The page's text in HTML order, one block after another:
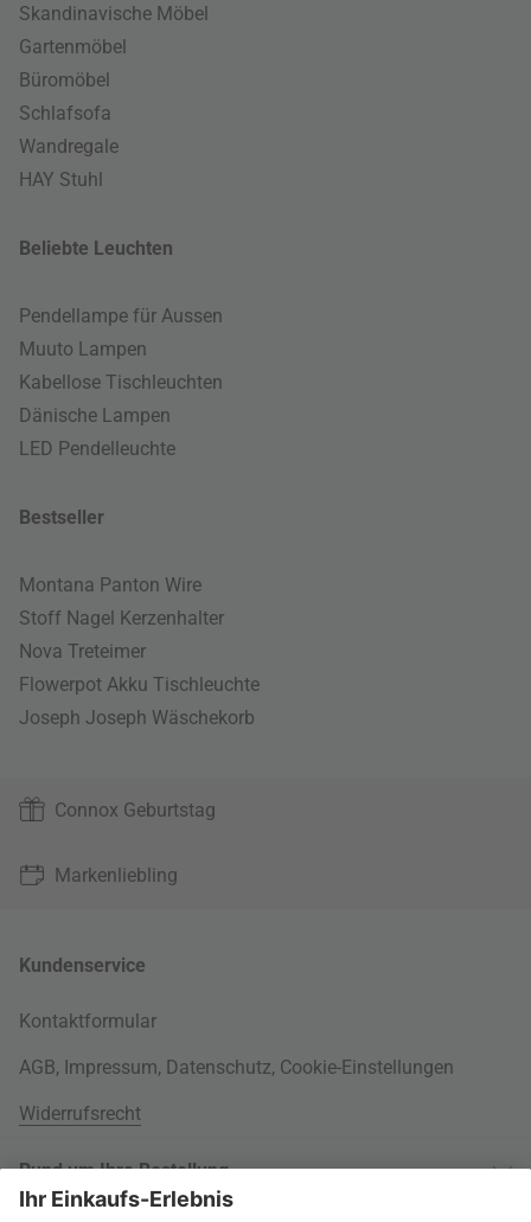
Skandinavische Möbel
Gartenmöbel
Büromöbel
Schlafsofa
Wandregale
HAY Stuhl
Beliebte Leuchten
Pendellampe für Aussen
Muuto Lampen
Kabellose Tischleuchten
Dänische Lampen
LED Pendelleuchte
Bestseller
Montana Panton Wire
Stoff Nagel Kerzenhalter
Nova Treteimer
Flowerpot Akku Tischleuchte
Joseph Joseph Wäschekorb
Connox Geburtstag
Markenliebling
Kundenservice
Kontaktformular
AGB, Impressum, Datenschutz, Cookie-Einstellungen
Widerrufsrecht
Rund um Ihre Bestellung